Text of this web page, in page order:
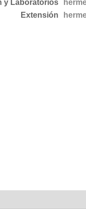
y Laboratorios
Extensión